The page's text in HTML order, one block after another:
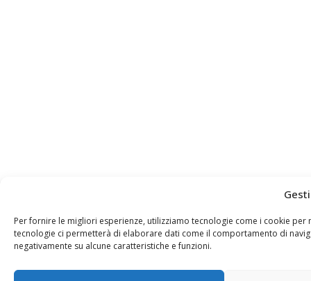
Per fornire le migliori esperienze, utilizziamo tecnologie come i cookie
tecnologie ci permetterà di elaborare dati come il comportamento di
negativamente su alcune caratteristiche e funzioni.